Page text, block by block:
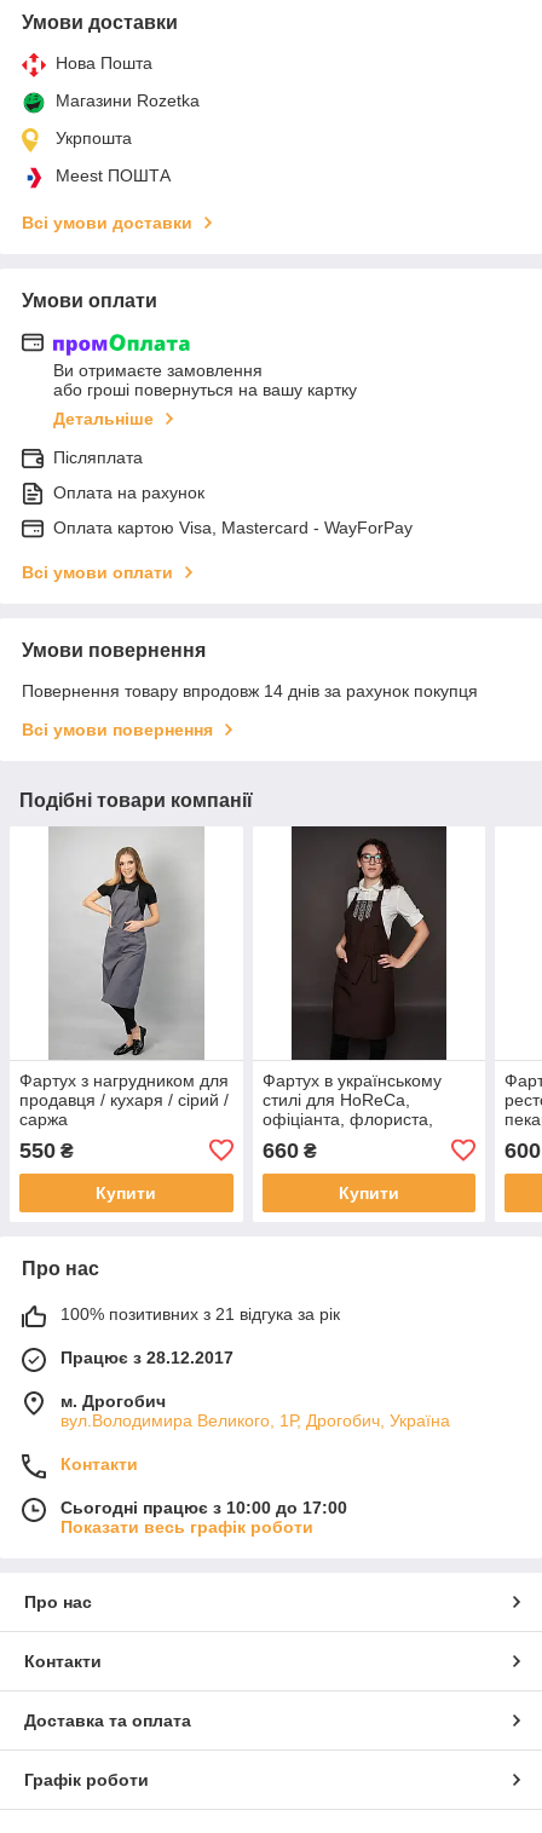
Умови доставки
Нова Пошта
Магазини Rozetka
Укрпошта
Meest ПОШТА
Всі умови доставки
Умови оплати
Ви отримаєте замовлення
або гроші повернуться на вашу картку
Детальніше
Післяплата
Оплата на рахунок
Оплата картою Visa, Mastercard - WayForPay
Всі умови оплати
Умови повернення
Повернення товару впродовж 14 днів за рахунок покупця
Всі умови повернення
Подібні товари компанії
Фартух з нагрудником для
продавця / кухаря / сірий /
саржа
550 ₴
Купити
Фартух в українському
стилі для HoReCa,
офіціанта, флориста,
660₴
Купити
600
Про нас
100% позитивних з 21 відгука за рік
Працює з 28.12.2017
м. Дрогобич
вул.Володимира Великого, 1Р, Дрогобич, Україна
Контакти
Сьогодні працює з 10:00 до 17:00
Показати весь графік роботи
Про нас
Контакти
Доставка та оплата
Графік роботи